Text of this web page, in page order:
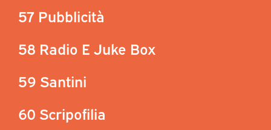
57 Pubblicità
58 Radio E Juke Box
59 Santini
60 Scripofilia